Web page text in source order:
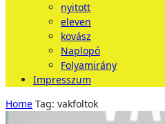
nyitott
eleven
kovász
Naplopó
Folyamirány
Impresszum
Home Tag: vakfoltok